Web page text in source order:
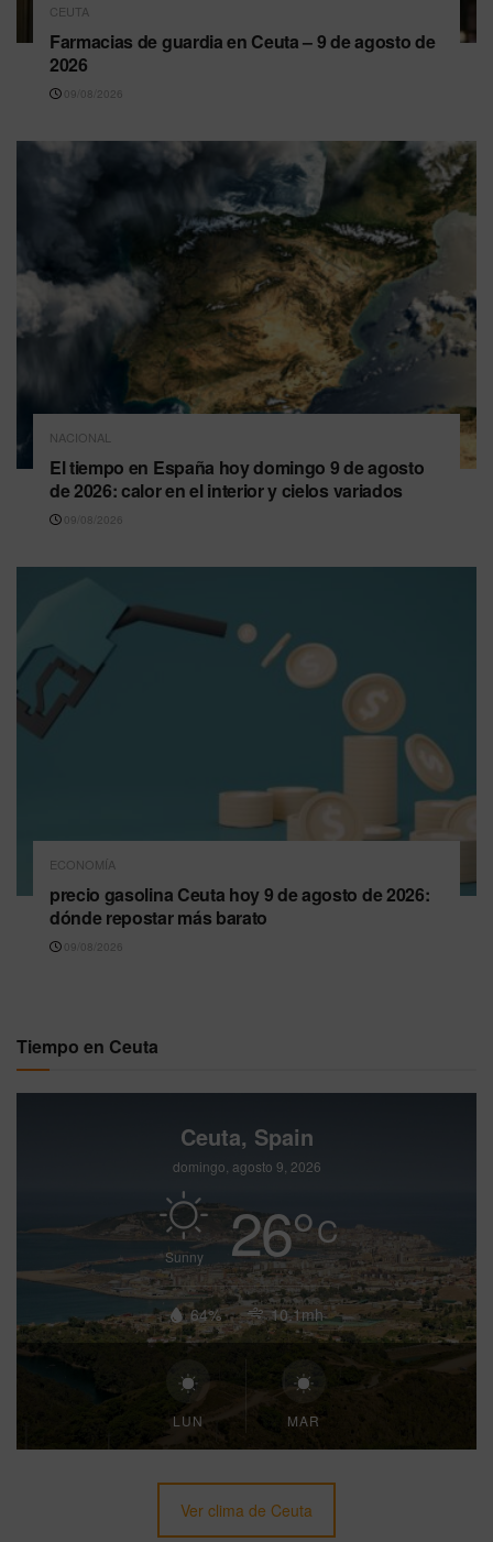
CEUTA
Farmacias de guardia en Ceuta – 9 de agosto de
2026
09/08/2026
NACIONAL
El tiempo en España hoy domingo 9 de agosto
de 2026: calor en el interior y cielos variados
09/08/2026
ECONOMÍA
precio gasolina Ceuta hoy 9 de agosto de 2026:
dónde repostar más barato
09/08/2026
Tiempo en Ceuta
Ceuta, Spain
domingo, agosto 9, 2026
Sunny 26°C
64% 10.1mh
LUN MAR
Ver clima de Ceuta